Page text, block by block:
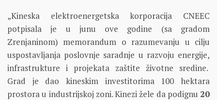
„Kineska elektroenergetska korporacija CNEEC
potpisala je u junu ove godine (sa gradom
Zrenjaninom) memorandum o razumevanju u cilju
uspostavljanja poslovnje saradnje u razvoju energije,
infrastrukture i projekata zaštite životne sredine.
Grad je dao kineskim investitorima 100 hektara
prostora u industrijskoj zoni. Kinezi žele da podignu 20